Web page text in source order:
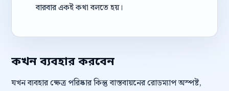
বারবার একই কথা বলতে হয়।
কখন ব্যবহার করবেন
যখন ব্যবহার ক্ষেত্র পরিষ্কার কিন্তু বাস্তবায়নের রোডম্যাপ অস্পষ্ট,